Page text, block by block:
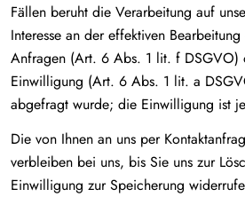
Fällen beruht die Verarbeitung auf
Interesse an der effektiven
Anfragen (Art. 6 Abs. 1 lit. f DSGVO)
Einwilligung (Art. 6 Abs. 1 lit. a
abgefragt wurde; die Einwilligung ist
Die von Ihnen an uns per
verbleiben bei uns, bis Sie uns zur
Einwilligung zur Speicherung